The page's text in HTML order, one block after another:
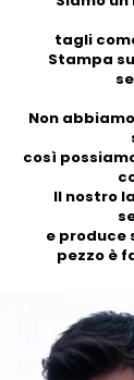
tagli
Stampa
Non
così
Il nostro
e produce
pezzo è